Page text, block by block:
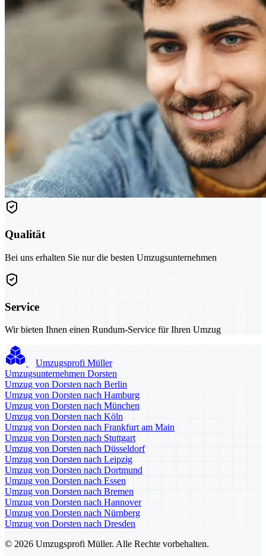
Qualität
Bei uns erhalten Sie nur die besten Umzugsunternehmen
Service
Wir bieten Ihnen einen Rundum-Service für Ihren Umzug
Umzugsprofi Müller
Umzugsunternehmen Dorsten
Umzug von Dorsten nach Berlin
Umzug von Dorsten nach Hamburg
Umzug von Dorsten nach München
Umzug von Dorsten nach Köln
Umzug von Dorsten nach Frankfurt am Main
Umzug von Dorsten nach Stuttgart
Umzug von Dorsten nach Düsseldorf
Umzug von Dorsten nach Leipzig
Umzug von Dorsten nach Dortmund
Umzug von Dorsten nach Essen
Umzug von Dorsten nach Bremen
Umzug von Dorsten nach Hannover
Umzug von Dorsten nach Nürnberg
Umzug von Dorsten nach Dresden
© 2026 Umzugsprofi Müller. Alle Rechte vorbehalten.